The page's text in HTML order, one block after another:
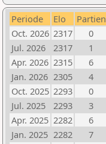
Periode Elo Partien
Oct. 2026 2317 0
Jul. 2026
2317 1
Apr. 2026 2315 6
Jan. 2026 2305 4
Oct. 2025 2293 0
Jul. 2025
2293 3
Apr. 2025 2282 6
Jan. 2025 2282 7